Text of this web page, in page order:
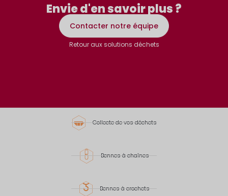
Envie d'en savoir plus ?
Contacter notre équipe
Retour aux solutions déchets
Collecte de vos déchets
Bennes à chaînes
Bennes à crochets